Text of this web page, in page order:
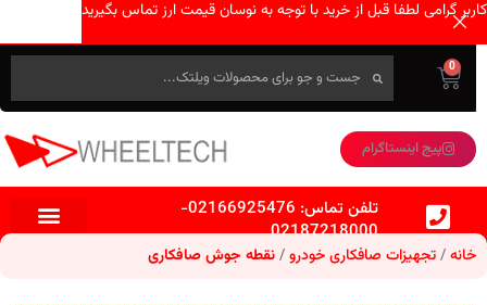
0
پیج اینستاگرام
تلفن تماس: 02166925476
-
02187218000
خانه تجهیزات صافکاری خودرو نقطه جوش صافکاری
کاربر گرامی لطفا قبل از خرید با توجه به نوسان قیمت ارز تماس بگیرید